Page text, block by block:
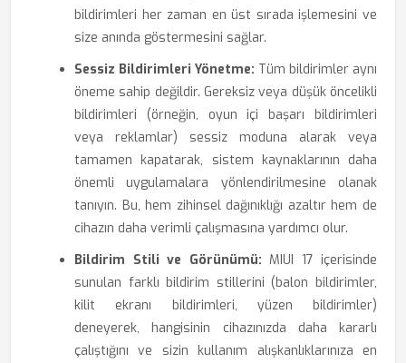
bildirimleri her zaman en üst sırada işlemesini ve
size anında göstermesini sağlar.
Sessiz Bildirimleri Yönetme: Tüm bildirimler aynı
öneme sahip değildir. Gereksiz veya düşük öncelikli
bildirimleri (örneğin, oyun içi başarı bildirimleri
veya reklamlar) sessiz moduna alarak veya
tamamen kapatarak, sistem kaynaklarının daha
önemli uygulamalara yönlendirilmesine olanak
tanıyın. Bu, hem zihinsel dağınıklığı azaltır hem de
cihazın daha verimli çalışmasına yardımcı olur.
Bildirim Stili ve Görünümü: MIUI 17 içerisinde
sunulan farklı bildirim stillerini (balon bildirimler,
kilit ekranı bildirimleri, yüzen bildirimler)
deneyerek, hangisinin cihazınızda daha kararlı
çalıştığını ve sizin kullanım alışkanlıklarınıza en